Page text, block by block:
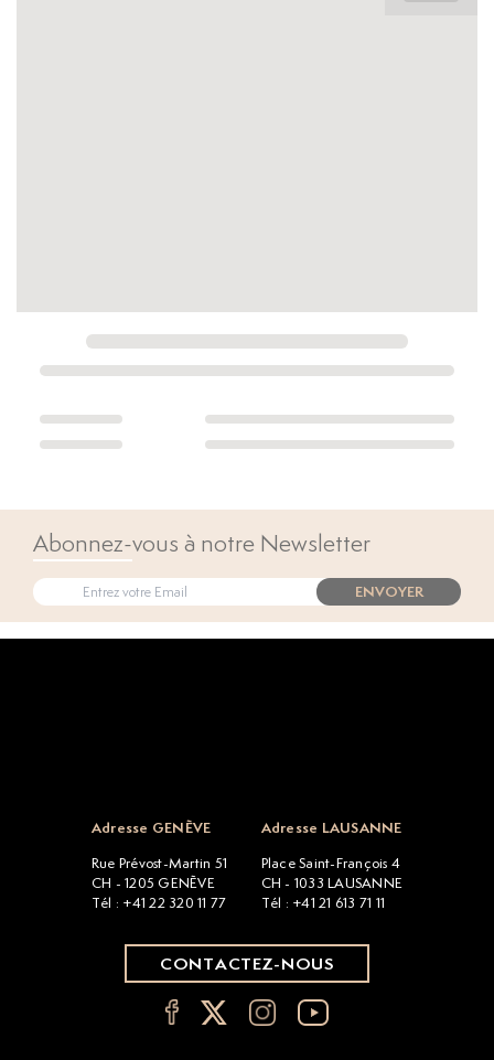
Abonnez-vous à notre Newsletter
ENVOYER
Adresse GENÈVE
Rue Prévost-Martin 51
CH - 1205 GENÈVE
Tél : +41 22 320 11 77
Adresse LAUSANNE
Place Saint-François 4
CH - 1033 LAUSANNE
Tél : +41 21 613 71 11
CONTACTEZ-NOUS